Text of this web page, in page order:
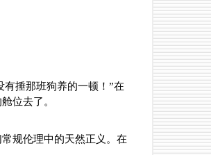
有捶那班狗养的一顿！”在
位去了。
规伦理中的天然正义。在